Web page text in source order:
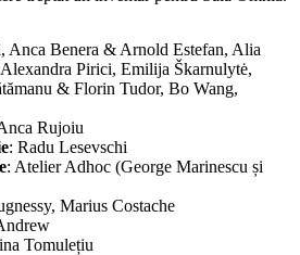
Anca Benera & Arnold Estefan, Alia
Pirici, Emilija Škarnulytė,
& Florin Tudor, Bo Wang,
Rujoiu
: Radu Lesevschi
: Atelier Adhoc (George Marinescu și
Marius Costache
Tomulețiu